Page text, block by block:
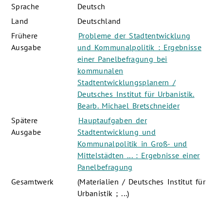
Sprache
Deutsch
Land
Deutschland
Frühere
Ausgabe
Probleme der Stadtentwicklung
und Kommunalpolitik : Ergebnisse
einer Panelbefragung bei
kommunalen
Stadtentwicklungsplanern /
Deutsches Institut für Urbanistik.
Bearb. Michael Bretschneider
Spätere
Ausgabe
Hauptaufgaben der
Stadtentwicklung und
Kommunalpolitik in Groß- und
Mittelstädten ... : Ergebnisse einer
Panelbefragung
Gesamtwerk
(Materialien / Deutsches Institut für
Urbanistik ; ...)